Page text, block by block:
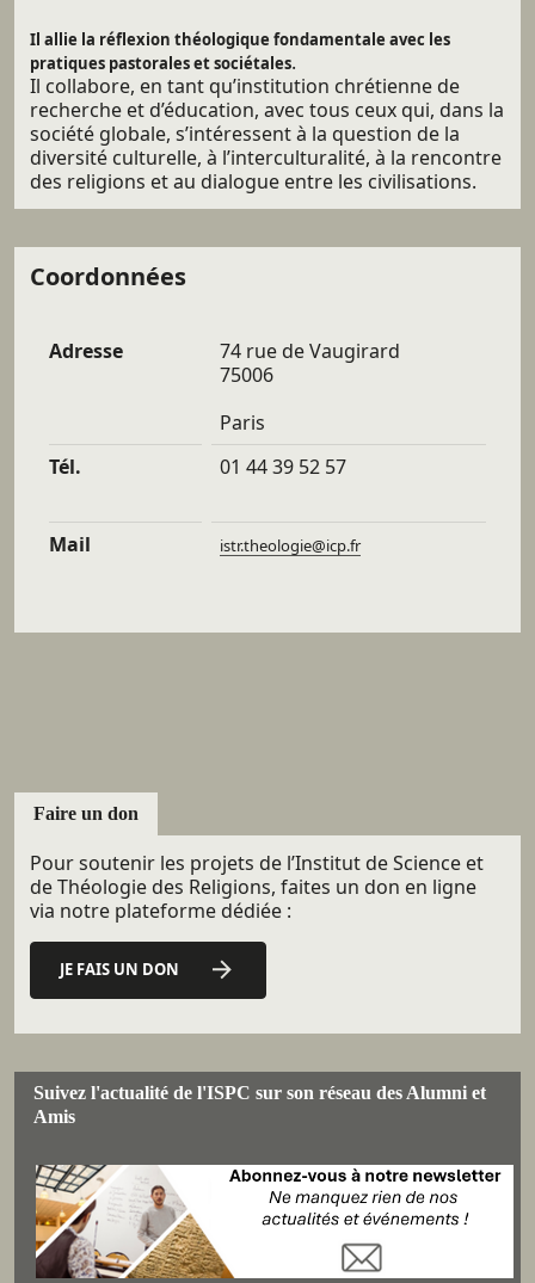
Il allie la réflexion théologique fondamentale avec les
pratiques pastorales et sociétales.
Il collabore, en tant qu’institution chrétienne de
recherche et d’éducation, avec tous ceux qui, dans la
société globale, s’intéressent à la question de la
diversité culturelle, à l’interculturalité, à la rencontre
des religions et au dialogue entre les civilisations.
Coordonnées
Adresse
74 rue de Vaugirard
75006
Paris
Tél.
01 44 39 52 57
Mail istr.theologie@icp.fr
Faire un don
Pour soutenir les projets de l’Institut de Science et
de Théologie des Religions, faites un don en ligne
via notre plateforme dédiée :
JE FAIS UN DON
Suivez l'actualité de l'ISPC sur son réseau des Alumni et
Amis